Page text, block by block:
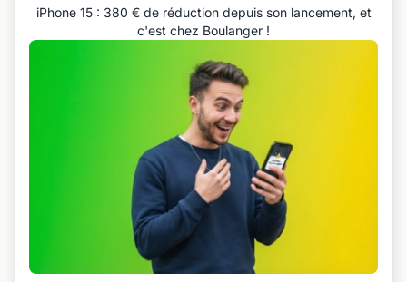
iPhone 15 : 380 € de réduction depuis son lancement, et
c'est chez Boulanger !